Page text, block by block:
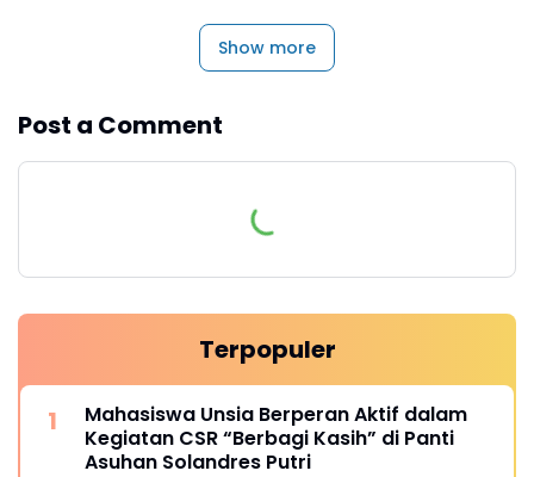
Show more
Post a Comment
Terpopuler
Mahasiswa Unsia Berperan Aktif dalam
Kegiatan CSR “Berbagi Kasih” di Panti
Asuhan Solandres Putri